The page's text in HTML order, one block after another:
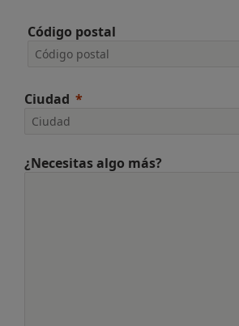
Código postal
Ciudad
¿Necesitas algo más?